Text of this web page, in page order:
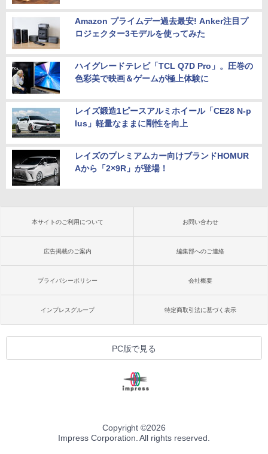
Amazon プライムデー過去最安! Anker注目プ
ロジェクター3モデルを使ってみた
ハイグレードテレビ「TCL Q7D Pro」。圧巻の
色彩美で映画＆ゲームが極上体験に
レイズ鍛造1ピースアルミホイール「CE28 N-p
lus」軽量なままに剛性を向上
レイズのプレミアムカー向けブランドHOMUR
Aから「2×9R」が登場！
本サイトのご利用について お問い合わせ
広告掲載のご案内 編集部へのご連絡
プライバシーポリシー 会社概要
インプレスグループ 特定商取引法に基づく表示
PC版で見る
Copyright ©2026
Impress Corporation. All rights reserved.